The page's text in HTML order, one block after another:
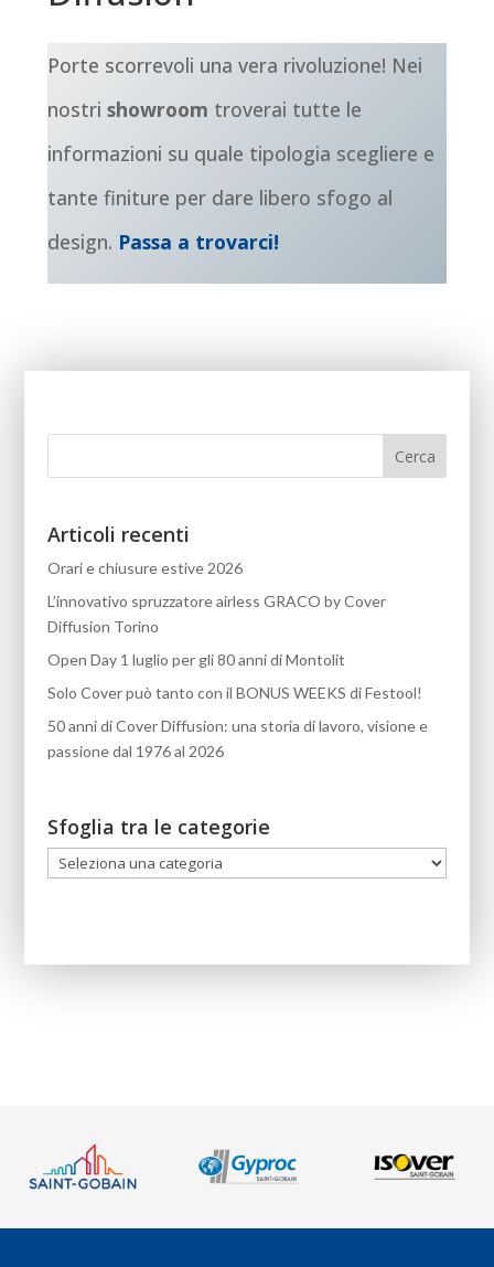
Porte scorrevoli una vera rivoluzione! Nei
nostri showroom troverai tutte le
informazioni su quale tipologia scegliere e
tante finiture per dare libero sfogo al
design. Passa a trovarci!
Articoli recenti
Orari e chiusure estive 2026
L’innovativo spruzzatore airless GRACO by Cover
Diffusion Torino
Open Day 1 luglio per gli 80 anni di Montolit
Solo Cover può tanto con il BONUS WEEKS di Festool!
50 anni di Cover Diffusion: una storia di lavoro, visione e
passione dal 1976 al 2026
Sfoglia tra le categorie
Sfoglia
tra